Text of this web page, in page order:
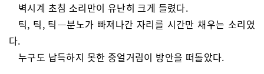
벽시계 초침 소리만이 유난히 크게 들렸다.
틱, 틱, 틱—분노가 빠져나간 자리를 시간만 채우는 소리였
다.
누구도 납득하지 못한 중얼거림이 방안을 떠돌았다.